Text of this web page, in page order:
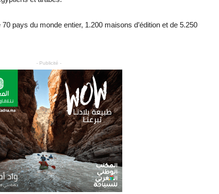
pays du monde entier, 1.200 maisons d’édition et de 5.250
- Publicité -